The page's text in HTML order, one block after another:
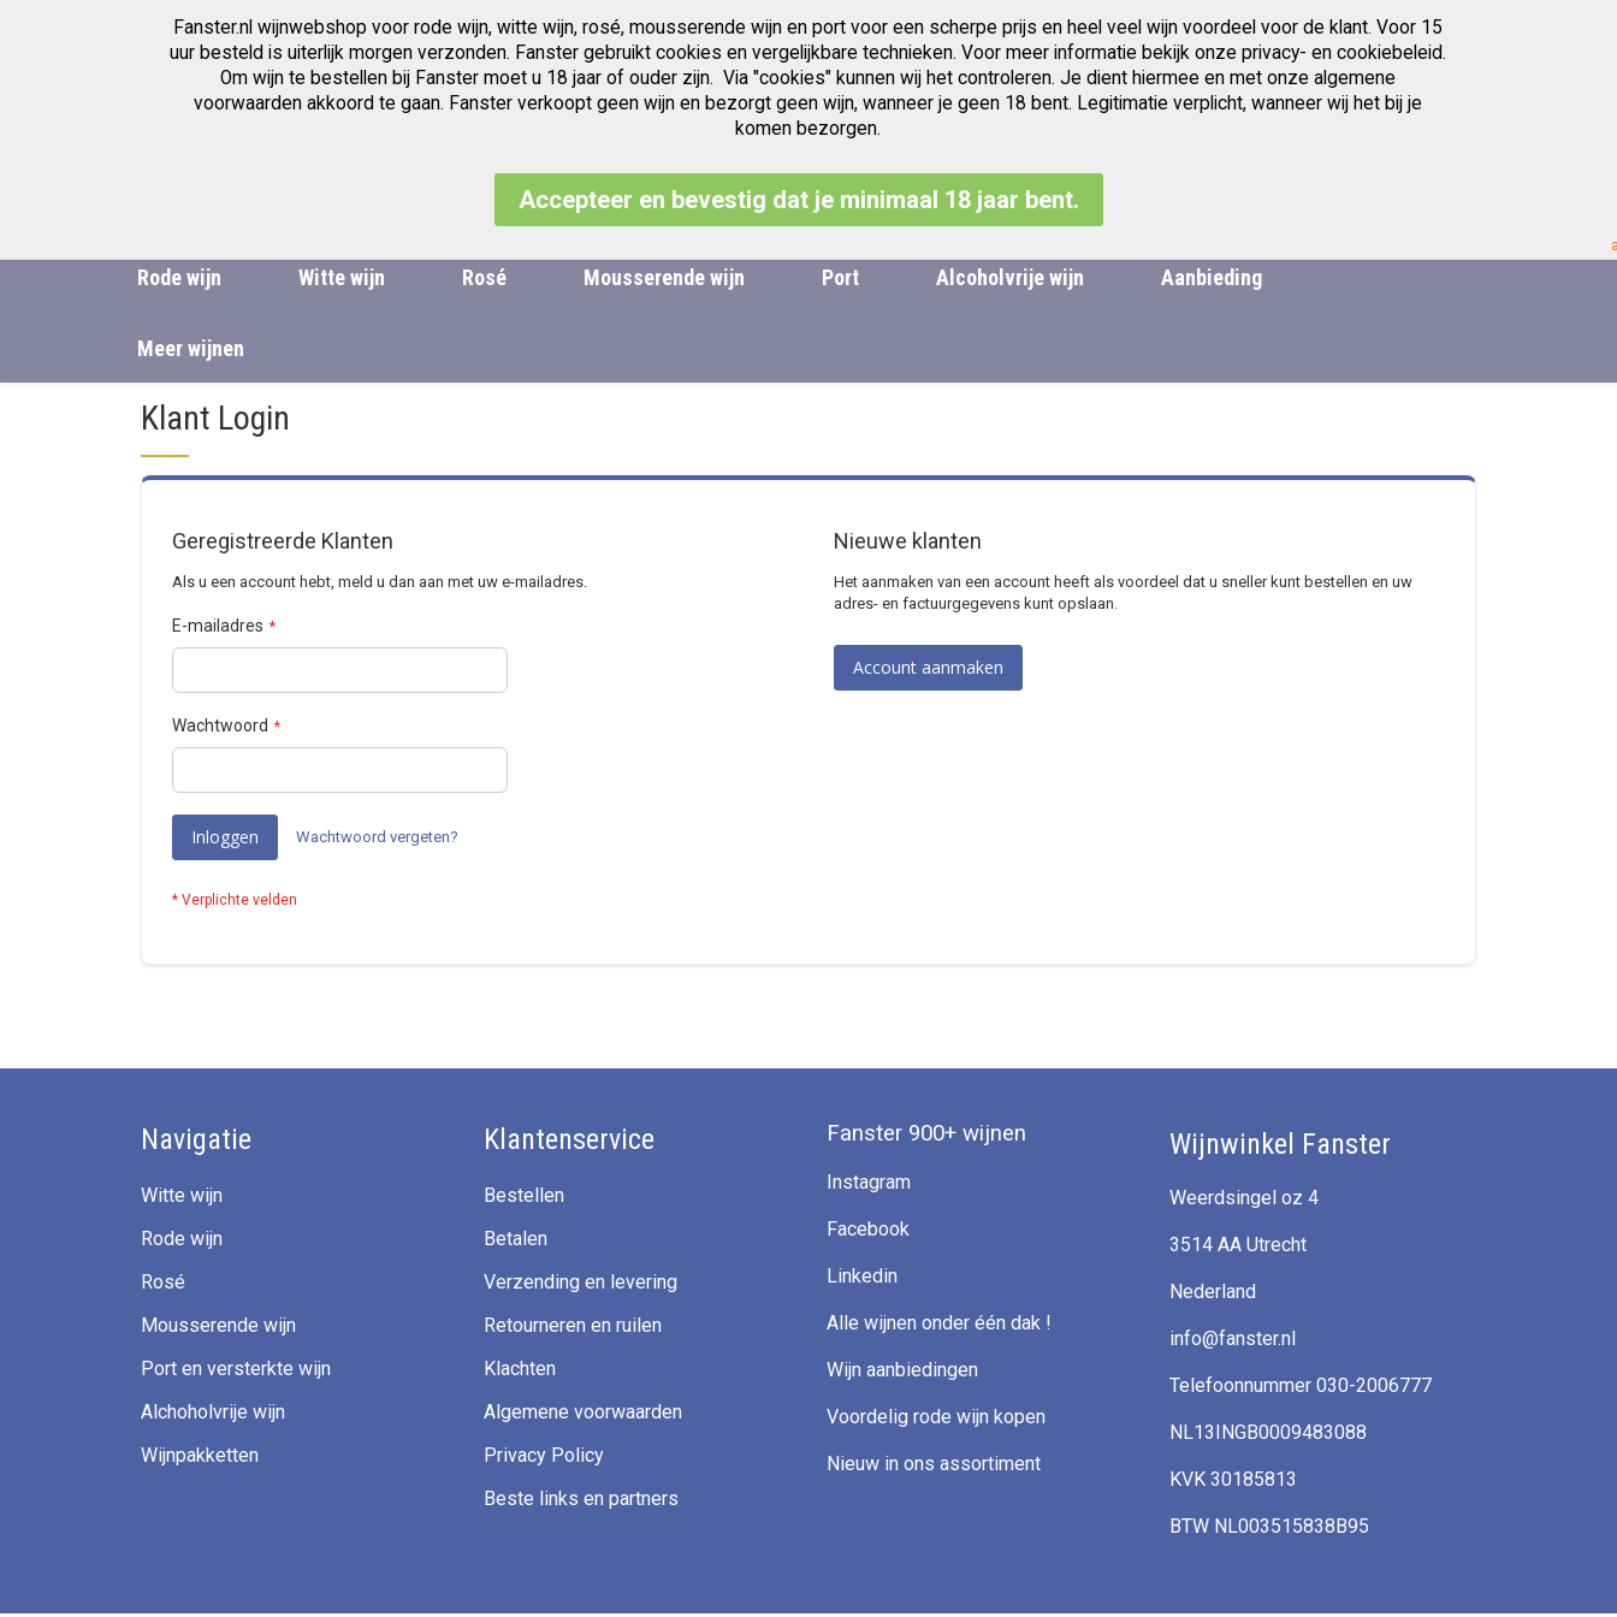
Fanster.nl wijnwebshop voor rode wijn, witte wijn, rosé, mousserende wijn en port voor een scherpe prijs en heel veel wijn voordeel voor de klant. Voor 15
uur besteld is uiterlijk morgen verzonden. Fanster gebruikt cookies en vergelijkbare technieken. Voor meer informatie bekijk onze privacy- en cookiebeleid.
Om wijn te bestellen bij Fanster moet u 18 jaar of ouder zijn. Via "cookies" kunnen wij het controleren. Je dient hiermee en met onze algemene
voorwaarden akkoord te gaan. Fanster verkoopt geen wijn en bezorgt geen wijn, wanneer je geen 18 bent. Legitimatie verplicht, wanneer wij het bij je
komen bezorgen.
Accepteer en bevestig dat je minimaal 18 jaar bent.
Wijnwinkel voor de beste wijnen Gratis verzending v.a. € 97.50 Jubileum jaren Vintage Port Gratis afhalen in Utrecht
Rode wijn Witte wijn Rosé Mousserende wijn Port Alcoholvrije wijn Aanbieding
Meer wijnen
Klant Login
Geregistreerde Klanten
Als u een account hebt, meld u dan aan met uw e-mailadres.
E-mailadres
Wachtwoord
Inloggen Wachtwoord vergeten?
Nieuwe klanten
Het aanmaken van een account heeft als voordeel dat u sneller kunt bestellen en uw
adres- en factuurgegevens kunt opslaan.
Account aanmaken
Navigatie
Witte wijn
Rode wijn
Rosé
Mousserende wijn
Port en versterkte wijn
Alchoholvrije wijn
Wijnpakketten
Klantenservice
Bestellen
Betalen
Verzending en levering
Retourneren en ruilen
Klachten
Algemene voorwaarden
Privacy Policy
Beste links en partners
Fanster 900+ wijnen
Instagram
Facebook
Linkedin
Alle wijnen onder één dak !
Wijn aanbiedingen
Voordelig rode wijn kopen
Nieuw in ons assortiment
Wijnwinkel Fanster
Weerdsingel oz 4
3514 AA Utrecht
Nederland
info@fanster.nl
Telefoonnummer 030-2006777
NL13INGB0009483088
KVK 30185813
BTW NL003515838B95